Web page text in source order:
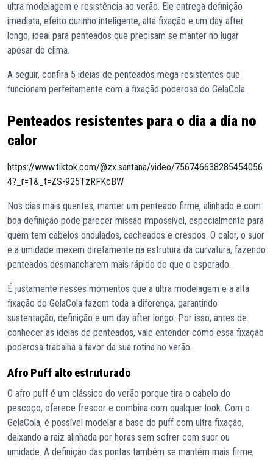
ultra modelagem e resistência ao verão. Ele entrega definição
imediata, efeito durinho inteligente, alta fixação e um day after
longo, ideal para penteados que precisam se manter no lugar
apesar do clima.
A seguir, confira 5 ideias de penteados mega resistentes que
funcionam perfeitamente com a fixação poderosa do GelaCola.
Penteados resistentes para o dia a dia no
calor
https://www.tiktok.com/@zx.santana/video/756746638285454056
4?_r=1&_t=ZS-925TzRFKcBW
Nos dias mais quentes, manter um penteado firme, alinhado e com
boa definição pode parecer missão impossível, especialmente para
quem tem cabelos ondulados, cacheados e crespos. O calor, o suor
e a umidade mexem diretamente na estrutura da curvatura, fazendo
penteados desmancharem mais rápido do que o esperado.
É justamente nesses momentos que a ultra modelagem e a alta
fixação do GelaCola fazem toda a diferença, garantindo
sustentação, definição e um day after longo. Por isso, antes de
conhecer as ideias de penteados, vale entender como essa fixação
poderosa trabalha a favor da sua rotina no verão.
Afro Puff alto estruturado
O afro puff é um clássico do verão porque tira o cabelo do
pescoço, oferece frescor e combina com qualquer look. Com o
GelaCola, é possível modelar a base do puff com ultra fixação,
deixando a raiz alinhada por horas sem sofrer com suor ou
umidade. A definição das pontas também se mantém mais firme,